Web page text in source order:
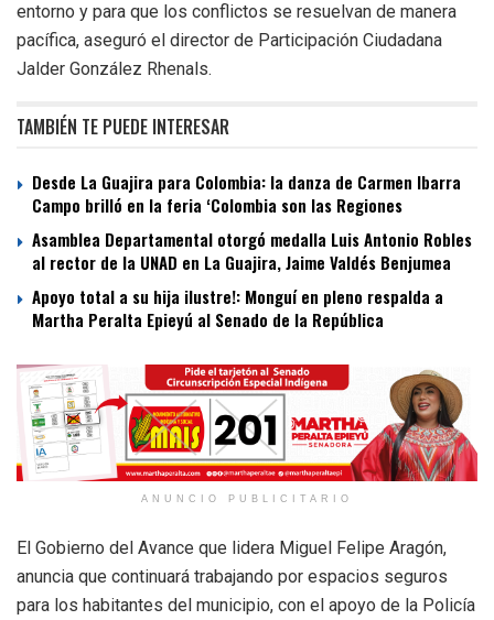
entorno y para que los conflictos se resuelvan de manera
pacífica, aseguró el director de Participación Ciudadana
Jalder González Rhenals.
TAMBIÉN TE PUEDE INTERESAR
Desde La Guajira para Colombia: la danza de Carmen Ibarra
Campo brilló en la feria ‘Colombia son las Regiones
Asamblea Departamental otorgó medalla Luis Antonio Robles
al rector de la UNAD en La Guajira, Jaime Valdés Benjumea
Apoyo total a su hija ilustre!: Monguí en pleno respalda a
Martha Peralta Epieyú al Senado de la República
ANUNCIO PUBLICITARIO
El Gobierno del Avance que lidera Miguel Felipe Aragón,
anuncia que continuará trabajando por espacios seguros
para los habitantes del municipio, con el apoyo de la Policía